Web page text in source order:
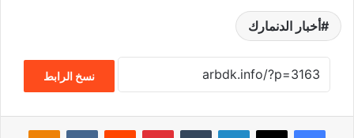
أخبار الدنمارك
نسخ الرابط
فيسبوك لينكدإن بينتيريست